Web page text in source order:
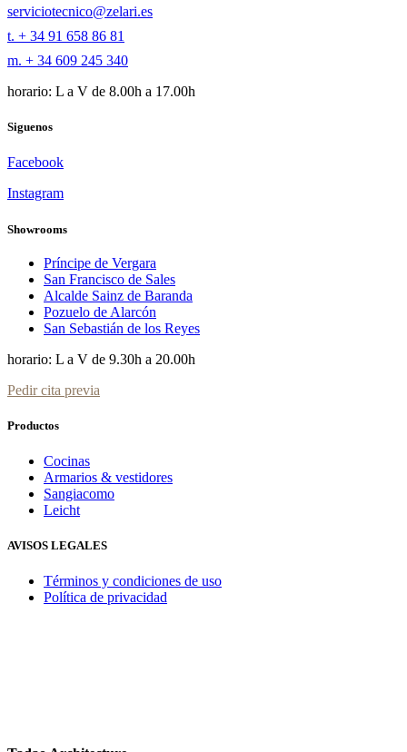
serviciotecnico@zelari.es
t. + 34 91 658 86 81
m. + 34 609 245 340
horario: L a V de 8.00h a 17.00h
Siguenos
Facebook
Instagram
Showrooms
Príncipe de Vergara
San Francisco de Sales
Alcalde Sainz de Baranda
Pozuelo de Alarcón
San Sebastián de los Reyes
horario: L a V de 9.30h a 20.00h
Pedir cita previa
Productos
Cocinas
Armarios & vestidores
Sangiacomo
Leicht
AVISOS LEGALES
Términos y condiciones de uso
Política de privacidad